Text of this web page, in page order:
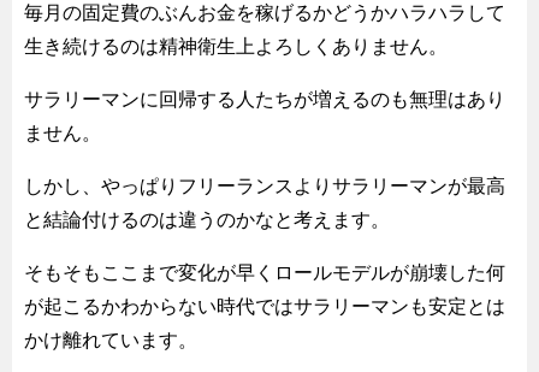
毎月の固定費のぶんお金を稼げるかどうかハラハラして
生き続けるのは精神衛生上よろしくありません。
サラリーマンに回帰する人たちが増えるのも無理はあり
ません。
しかし、やっぱりフリーランスよりサラリーマンが最高
と結論付けるのは違うのかなと考えます。
そもそもここまで変化が早くロールモデルが崩壊した何
が起こるかわからない時代ではサラリーマンも安定とは
かけ離れています。